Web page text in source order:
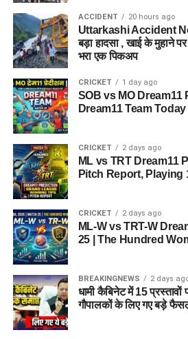
हैं। इसके बजाय पूरा परिसर एक रेजिडेंशियल
किया जाएगा, जहां सुरक्षा के साथ रहने,
विकास से जुड़ी सुविधाएं उपलब्ध होंगी।
परिसर को आधुनिक सुविधाओं से लैस करने की
केंद्र भी खोले जाएंगे। जरूरत पड़ने पर
उपलब्ध कराई जा सकती है। इस पहल का
बच्चों को रहने की जगह देना नहीं, बल्कि उन्हें
है, जहां वे खुद को सुरक्षित, सम्मानित और
सकें।
5 एकड़ जमीन की हो रही
आलंबन गांव विकसित करने के लिए करीब 5
बताई गई है। विभाग की पहली प्राथमिकता
आसपास जमीन तलाशने की थी, लेकिन
नहीं हो पाई है। अब विभाग की ओर से
जमीन की तलाश की जा रही है। अधिकारियों को
इसके लिए उपयुक्त जमीन मिल सकती है।
इसके अलावा उत्तरकाशी जिले के
ACCIDENT 20 hours ago
Uttarkashi Accident
बड़ा हादसा , खाई के मुहाने
भरा एक पिकअप
CRICKET 1 day ago
SOB vs MO Dream11
Dream11 Team
CRICKET 2 days ago
ML vs TRT Dream11
Pitch Report, Playing
CRICKET 2 days ago
ML-W vs TRT-W
25 | The Hundred
BREAKINGNEWS 2 days
धामी कैबिनेट में 15
गौपालकों के लिए गए बड़े